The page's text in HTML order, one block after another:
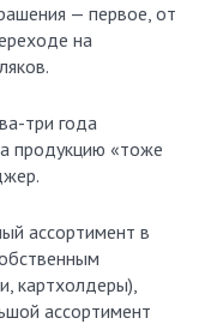
— первое, от
на
три года
продукцию «тоже
ассортимент в
картхолдеры),
ассортимент